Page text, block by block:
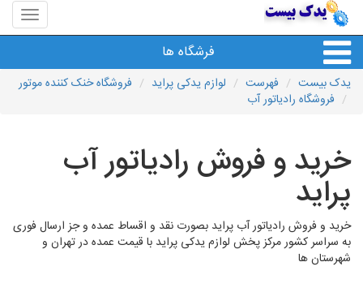
منوی
سایت
بیست
فرشگاه ها
یدک بیست فهرست لوازم یدکی پراید
فروشگاه خنک کننده موتور
فروشگاه رادیاتور آب
خرید و فروش رادیاتور آب
پراید
خرید و فروش رادیاتور آب پراید بصورت نقد و اقساط عمده و جز ارسال فوری
به سراسر کشور مرکز پخش لوازم یدکی پراید با قیمت عمده در تهران و
شهرستان ها